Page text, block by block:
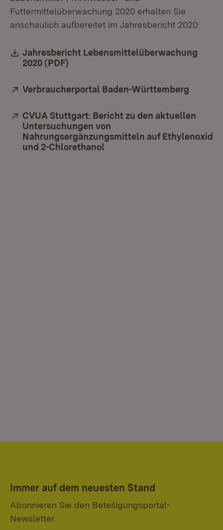
Futtermittelüberwachung 2020 erhalten Sie
anschaulich aufbereitet im Jahresbericht 2020:
Download:
Jahresbericht Lebensmittelüberwachung
2020 (PDF)
Extern:
Verbraucherportal Baden-Württemberg
Extern:
CVUA Stuttgart: Bericht zu den aktuellen
Untersuchungen von
Nahrungsergänzungsmitteln auf Ethylenoxid
und 2-Chlorethanol
Immer auf dem neuesten Stand
Abonnieren Sie den Beteiligungsportal-
Newsletter.